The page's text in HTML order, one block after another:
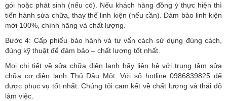
gói hoặc phát sinh (nếu có). Nếu khách hàng đồng ý thực hiện thì
tiến hành sửa chữa, thay thế linh kiện (nếu cần). Đảm bảo linh kiện
mới 100%, chính hãng và chất lượng.
Bước 4: Cấp phiếu bảo hành và tư vấn cách sử dụng đúng cách,
đúng kỹ thuật để đảm bảo – chất lượng tốt nhất.
Mọi chi tiết về sửa chữa điện lạnh hãy liên hệ với trung tâm sửa
chữa cơ điện lạnh Thủ Dầu Một. Với số hotline 0986839825 để
được phục vụ tốt nhất. Chúng tôi cam kết về chất lượng và thái độ
làm việc.